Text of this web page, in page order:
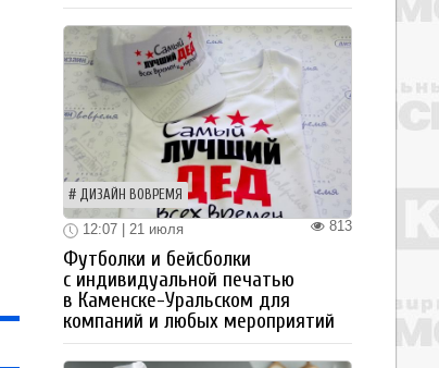
ДИЗАЙН ВОВРЕМЯ
813
12:07 | 21 июля
Футболки и бейсболки
с индивидуальной печатью
в Каменске-Уральском для
компаний и любых мероприятий